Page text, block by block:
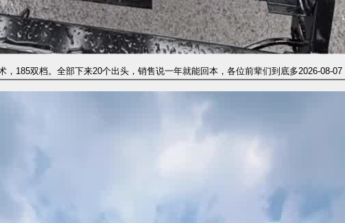
，185双档。全部下来20个出头，销售说一年就能回本，各位前辈们到底多2026-08-07